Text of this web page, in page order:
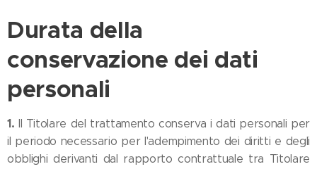
Durata della
conservazione dei dati
personali
1. Il Titolare del trattamento conserva i dati personali per
il periodo necessario per l'adempimento dei diritti e degli
obblighi derivanti dal rapporto contrattuale tra Titolare